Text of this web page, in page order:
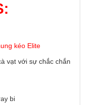
kéo Elite
vạt với sự chắc chắn
bi